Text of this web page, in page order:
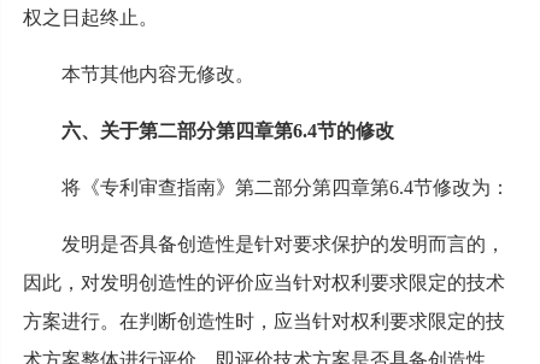
权之日起终止。
本节其他内容无修改。
六、关于第二部分第四章第6.4节的修改
将《专利审查指南》第二部分第四章第6.4节修改为：
发明是否具备创造性是针对要求保护的发明而言的，
因此，对发明创造性的评价应当针对权利要求限定的技术
方案进行。在判断创造性时，应当针对权利要求限定的技
术方案整体进行评价，即评价技术方案是否具备创造性，